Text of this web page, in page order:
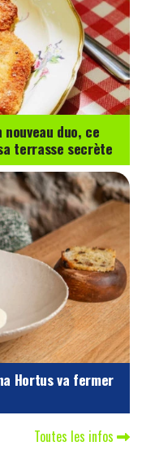
duo, ce
terrasse secrète
Hortus va fermer
Toutes les infos